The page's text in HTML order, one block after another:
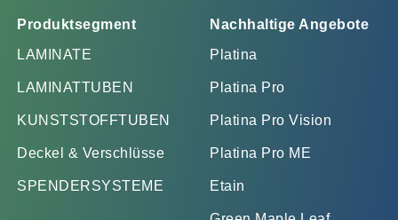
Produktsegment
LAMINATE
LAMINATTUBEN
KUNSTSTOFFTUBEN
Deckel & Verschlüsse
SPENDERSYSTEME
Nachhaltige Angebote
Platina
Platina Pro
Platina Pro Vision
Platina Pro ME
Etain